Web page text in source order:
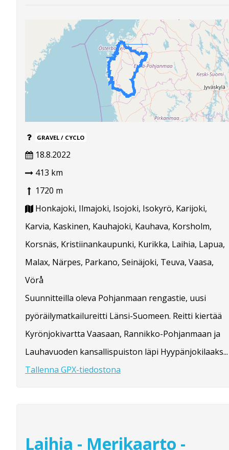
GRAVEL / CYCLO
18.8.2022
413 km
1720 m
Honkajoki, Ilmajoki, Isojoki, Isokyrö, Karijoki,
Karvia, Kaskinen, Kauhajoki, Kauhava, Korsholm,
Korsnäs, Kristiinankaupunki, Kurikka, Laihia, Lapua,
Malax, Närpes, Parkano, Seinäjoki, Teuva, Vaasa,
Vörå
Suunnitteilla oleva Pohjanmaan rengastie, uusi
pyöräilymatkailureitti Länsi-Suomeen. Reitti kiertää
Kyrönjokivartta Vaasaan, Rannikko-Pohjanmaan ja
Lauhavuoden kansallispuiston läpi Hyypänjokilaaks...
Tallenna GPX-tiedostona
Laihia - Merikaarto -